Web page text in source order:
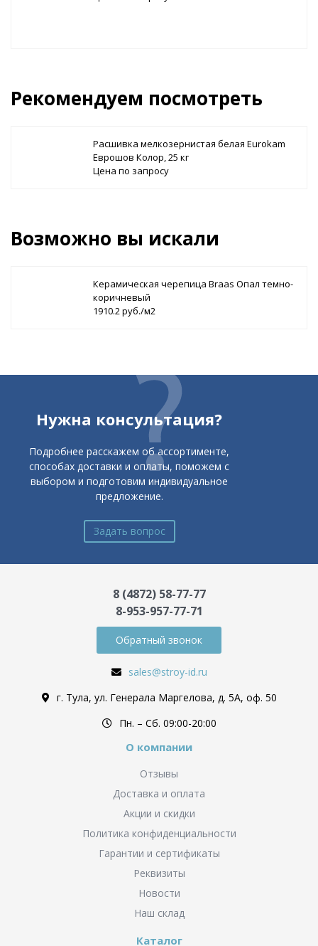
Рекомендуем посмотреть
Расшивка мелкозернистая белая Eurokam
Еврошов Колор, 25 кг
Цена по запросу
Возможно вы искали
Керамическая черепица Braas Опал темно-
коричневый
1910.2 руб./м2
Нужна консультация?
Подробнее расскажем об ассортименте,
способах доставки и оплаты, поможем с
выбором и подготовим индивидуальное
предложение.
Задать вопрос
8 (4872) 58-77-77
8-953-957-77-71
Обратный звонок
sales@stroy-id.ru
г. Тула, ул. Генерала Маргелова, д. 5А, оф. 50
Пн. – Cб. 09:00-20:00
О компании
Отзывы
Доставка и оплата
Акции и скидки
Политика конфиденциальности
Гарантии и сертификаты
Реквизиты
Новости
Наш склад
Каталог